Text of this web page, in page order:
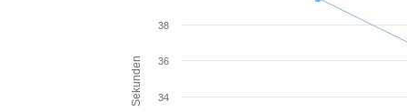
Sekunden 34
36
38